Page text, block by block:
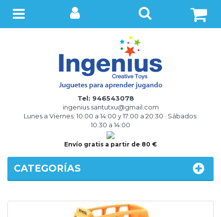
Tel: 946543078
ingenius.santutxu@gmail.com
Lunes a Viernes: 10:00 a 14:00 y 17:00 a 20:30 · Sábados:
10:30 a 14:00
Menú
Envío gratis a partir de 80 €
CATEGORÍAS